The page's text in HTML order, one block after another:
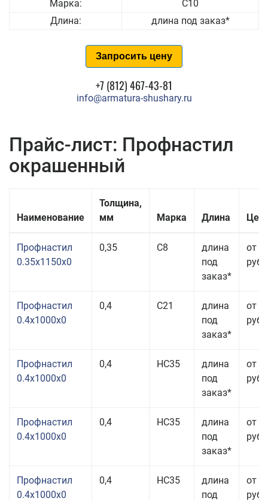
Марка:
С10
Длина:
длина под заказ*
Запросить цену
+7 (812) 467-43-81
info@armatura-shushary.ru
Прайс-лист: Профнастил
окрашенный
Наименование
Толщина,
мм
Марка Длина
Профнастил
0.35x1150x0
0,35 С8
длина
под
заказ*
от
руб.
Профнастил
0.4x1000x0
0,4 С21
длина
под
заказ*
от
руб.
Профнастил
0.4x1000x0
0,4 НС35
длина
под
заказ*
от
руб.
Профнастил
0.4x1000x0
0,4 НС35
длина
под
заказ*
от
руб.
Профнастил
0.4x1000x0
0,4 НС35
длина
под
от
руб.